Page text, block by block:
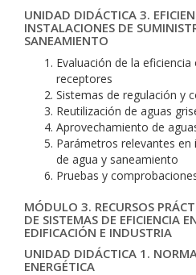
UNIDAD DIDÁCTICA 3.
INSTALACIONES DE
SANEAMIENTO
Evaluación de la
receptores
Sistemas de regulación y
Reutilización de aguas
Aprovechamiento de
Parámetros relevantes
de agua y saneamiento
Pruebas y
MÓDULO 3. RECURSOS
DE SISTEMAS DE EFICIENCIA
EDIFICACIÓN E INDUSTRIA
UNIDAD DIDÁCTICA 1.
ENERGÉTICA